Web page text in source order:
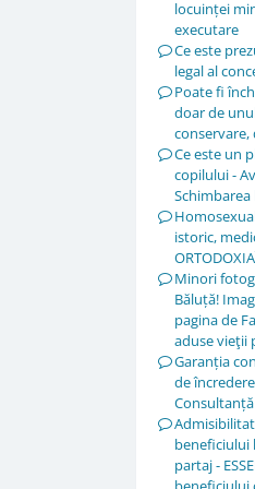
locuinței
executare
Ce este
legal al
Poate fi
doar de
Ce este un
copilului -
istoric,
Minori
Băluță!
pagina de
aduse vieţii
Garanția
de
beneficiului
partaj -